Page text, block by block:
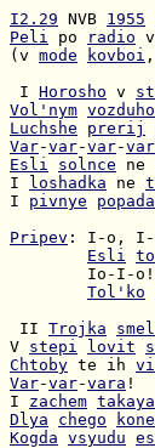
I2.29 NVB 1955
Peli po radio
(v mode kovboi ,
I Horosho v
Vol'nym
Luchshe
prerij
Var-var-var-
Esli
solnce ne
I
loshadka ne
I pivnye
Pripev
Esli
Tol'ko
II Trojka
V stepi lovit
Chtoby te ih
Var-var-vara
I zachem takaya
Dlya
chego
Kogda vsyudu